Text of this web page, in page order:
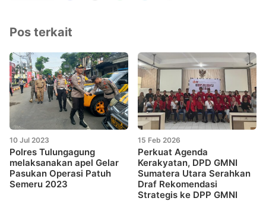
Pos terkait
10 Jul 2023
Polres Tulungagung
melaksanakan apel Gelar
Pasukan Operasi Patuh
Semeru 2023
15 Feb 2026
Perkuat Agenda
Kerakyatan, DPD GMNI
Sumatera Utara Serahkan
Draf Rekomendasi
Strategis ke DPP GMNI